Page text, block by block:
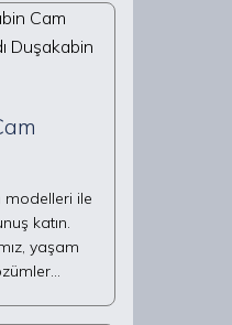
modelleri ile
katın.
yaşam